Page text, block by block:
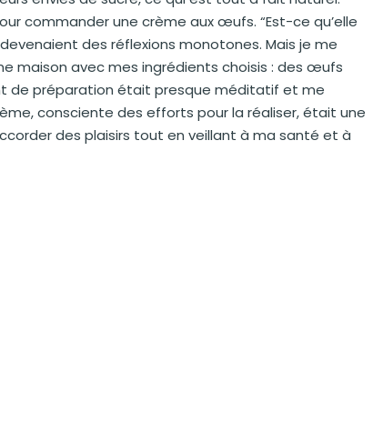
commander une crème aux œufs. “Est-ce qu’elle
des réflexions monotones. Mais je me
maison avec mes ingrédients choisis : des œufs
de préparation était presque méditatif et me
consciente des efforts pour la réaliser, était une
des plaisirs tout en veillant à ma santé et à